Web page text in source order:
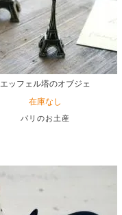
エッフェル塔のオブジェ
在庫なし
パリのお土産